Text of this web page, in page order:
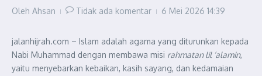
Oleh Ahsan Tidak ada komentar 6 Mei 2026 14:39
jalanhijrah.com – Islam adalah agama yang diturunkan kepada
Nabi Muhammad dengan membawa misi rahmatan lil ‘alamin,
yaitu menyebarkan kebaikan, kasih sayang, dan kedamaian